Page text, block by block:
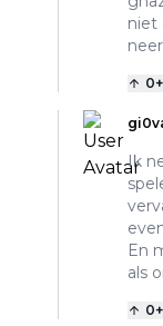
niet
0+
Ik
En
als
0+